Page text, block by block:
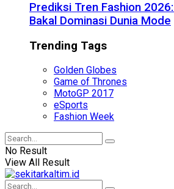
Prediksi Tren Fashion
Bakal Dominasi Dunia Mode
Trending Tags
Golden Globes
Game of Thrones
MotoGP 2017
eSports
Fashion Week
No Result
View All Result